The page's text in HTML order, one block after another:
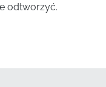
odtworzyć.